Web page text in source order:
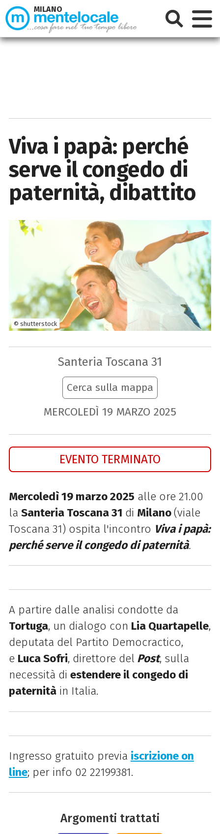
Viva i papà: perché
serve il congedo di
paternità, dibattito
© shutterstock
Santeria Toscana 31
Cerca sulla mappa
MERCOLEDÌ 19 MARZO 2025
EVENTO TERMINATO
Mercoledì 19 marzo 2025 alle ore 21.00
la Santeria Toscana 31 di Milano(viale
Toscana 31) ospita l'incontro Viva i papà:
perché serve il congedo di paternità.
A partire dalle analisi condotte da
Tortuga, un dialogo con Lia Quartapelle,
deputata del Partito Democractico,
e Luca Sofri, direttore del Post, sulla
necessità di estendere il congedo di
paternitàin Italia.
Ingresso gratuito previa iscrizione on
line; per info 02 22199381.
Argomenti trattati
MILANO